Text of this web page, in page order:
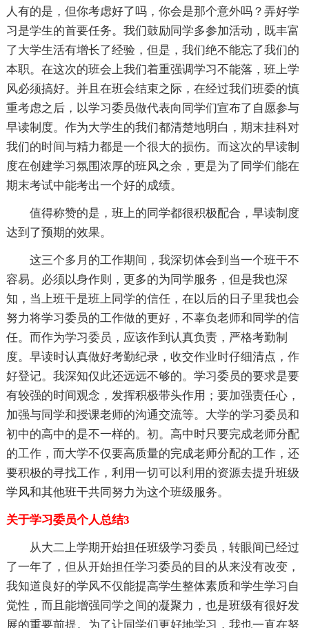
人有的是，但你考虑好了吗，你会是那个意外吗？弄好学
习是学生的首要任务。我们鼓励同学多参加活动，既丰富
了大学生活有增长了经验，但是，我们绝不能忘了我们的
本职。在这次的班会上我们着重强调学习不能落，班上学
风必须搞好。并且在班会结束之际，在经过我们班委的慎
重考虑之后，以学习委员做代表向同学们宣布了自愿参与
早读制度。作为大学生的我们都清楚地明白，期末挂科对
我们的时间与精力都是一个很大的损伤。而这次的早读制
度在创建学习氛围浓厚的班风之余，更是为了同学们能在
期末考试中能考出一个好的成绩。
值得称赞的是，班上的同学都很积极配合，早读制度
达到了预期的效果。
这三个多月的工作期间，我深切体会到当一个班干不
容易。必须以身作则，更多的为同学服务，但是我也深
知，当上班干是班上同学的信任，在以后的日子里我也会
努力将学习委员的工作做的更好，不辜负老师和同学的信
任。而作为学习委员，应该作到认真负责，严格考勤制
度。早读时认真做好考勤纪录，收交作业时仔细清点，作
好登记。我深知仅此还远远不够的。学习委员的要求是要
有较强的时间观念，发挥积极带头作用；要加强责任心，
加强与同学和授课老师的沟通交流等。大学的学习委员和
初中的高中的是不一样的。初。高中时只要完成老师分配
的工作，而大学不仅要高质量的完成老师分配的工作，还
要积极的寻找工作，利用一切可以利用的资源去提升班级
学风和其他班干共同努力为这个班级服务。
关于学习委员个人总结3
从大二上学期开始担任班级学习委员，转眼间已经过
了一年了，但从开始担任学习委员的目的从来没有改变，
我知道良好的学风不仅能提高学生整体素质和学生学习自
觉性，而且能增强同学之间的凝聚力，也是班级有很好发
展的重要前提。为了让同学们更好地学习，我也一直在努